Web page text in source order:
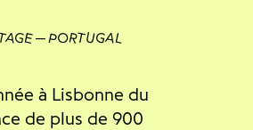
PORTUGAL
à Lisbonne du
de plus de 900